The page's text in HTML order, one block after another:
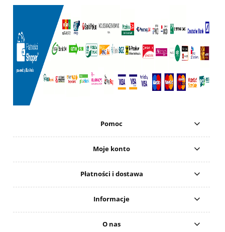
Pomoc
Moje konto
Płatności i dostawa
Informacje
O nas